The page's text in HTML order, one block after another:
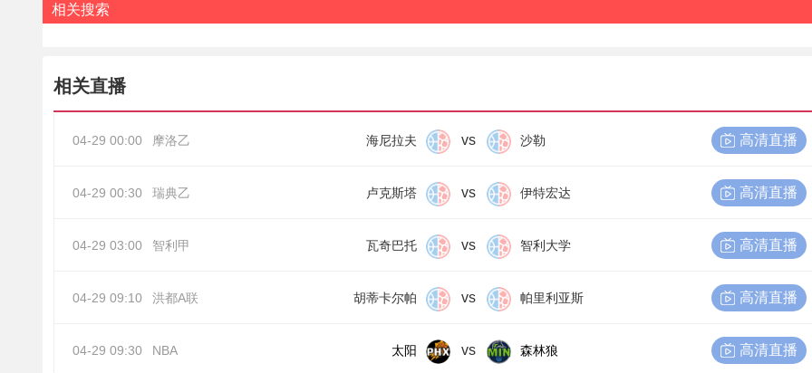
相关搜索
相关直播
04-29 00:00 摩洛乙 海尼拉夫 vs 沙勒 高清直播
04-29 00:30 瑞典乙 卢克斯塔 vs 伊特宏达 高清直播
04-29 03:00 智利甲 瓦奇巴托 vs 智利大学 高清直播
04-29 09:10 洪都A联 胡蒂卡尔帕 vs 帕里利亚斯 高清直播
04-29 09:30 NBA 太阳 vs 森林狼 高清直播